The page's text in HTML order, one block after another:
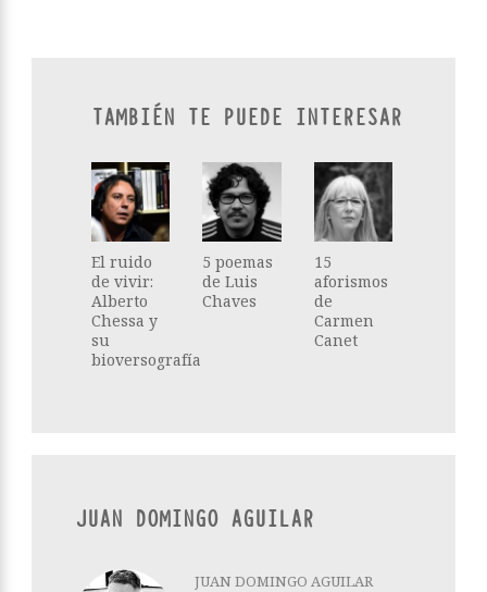
TAMBIÉN TE PUEDE INTERESAR
El ruido
de vivir:
Alberto
Chessa y
su
bioversografía
5 poemas
de Luis
Chaves
15
aforismos
de
Carmen
Canet
JUAN DOMINGO AGUILAR
JUAN DOMINGO AGUILAR